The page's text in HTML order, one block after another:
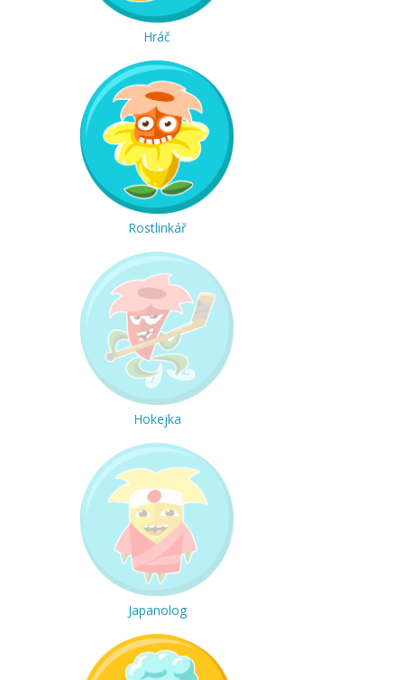
Hráč
Rostlinkář
Hokejka
Japanolog